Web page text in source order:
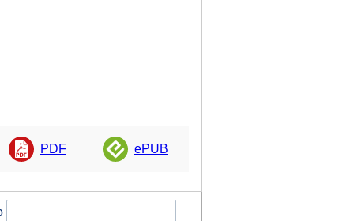
PDF ePUB